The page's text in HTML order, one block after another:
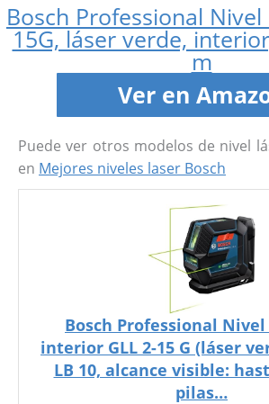
Bosch Professional Nivel
15G, láser verde,
m
Ver en
Puede ver otros modelos de nivel
en Mejores niveles laser Bosch
Bosch Professional Nivel
interior GLL 2-15 G (láser
LB 10, alcance visible:
pilas…